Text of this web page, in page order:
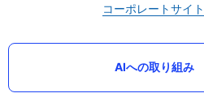
コーポレートサイト
AIへの取り組み